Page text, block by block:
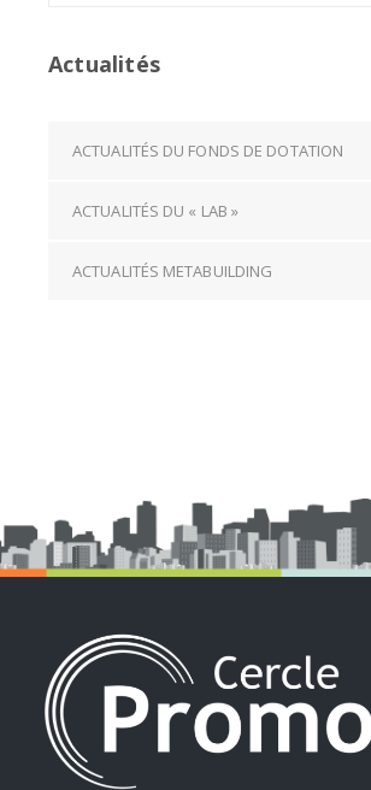
Actualités
ACTUALITÉS DU FONDS DE DOTATION
ACTUALITÉS DU « LAB »
ACTUALITÉS METABUILDING